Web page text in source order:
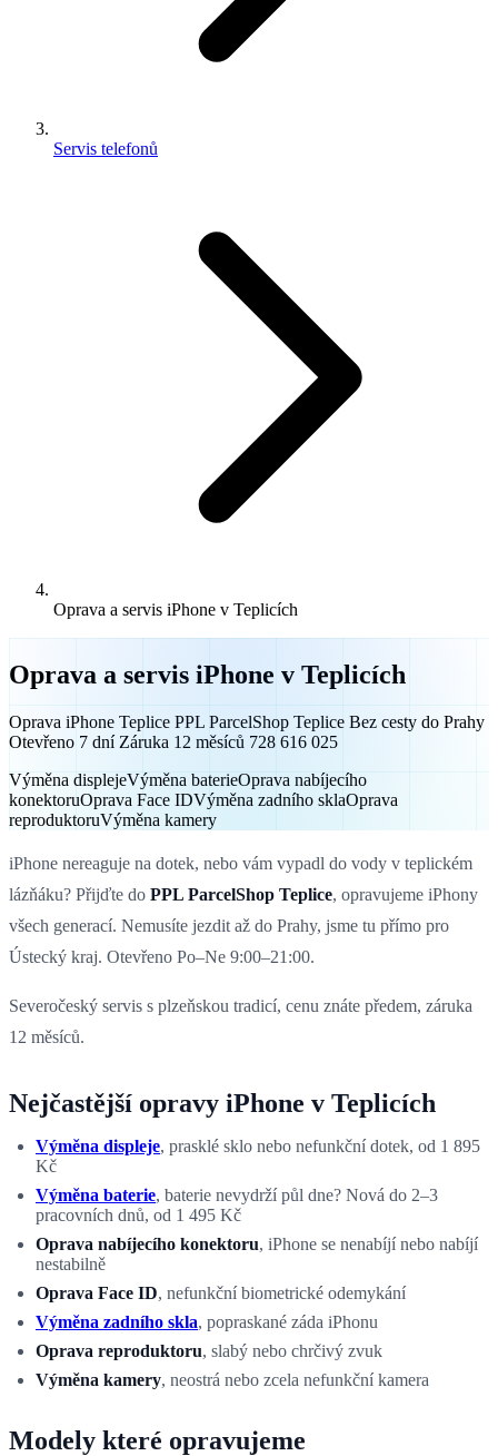
Servis telefonů
Oprava a servis iPhone v Teplicích
Oprava a servis iPhone v Teplicích
Oprava iPhone Teplice PPL ParcelShop Teplice Bez cesty do Prahy
Otevřeno 7 dní Záruka 12 měsíců 728 616 025
Výměna displejeVýměna baterieOprava nabíjecího
konektoruOprava Face IDVýměna zadního sklaOprava
reproduktoruVýměna kamery
iPhone nereaguje na dotek, nebo vám vypadl do vody v teplickém
lázňáku? Přijďte do PPL ParcelShop Teplice, opravujeme iPhony
všech generací. Nemusíte jezdit až do Prahy, jsme tu přímo pro
Ústecký kraj. Otevřeno Po–Ne 9:00–21:00.
Severočeský servis s plzeňskou tradicí, cenu znáte předem, záruka
12 měsíců.
Nejčastější opravy iPhone v Teplicích
Výměna displeje, prasklé sklo nebo nefunkční dotek, od 1 895
Kč
Výměna baterie, baterie nevydrží půl dne? Nová do 2–3
pracovních dnů, od 1 495 Kč
Oprava nabíjecího konektoru, iPhone se nenabíjí nebo nabíjí
nestabilně
Oprava Face ID, nefunkční biometrické odemykání
Výměna zadního skla, popraskané záda iPhonu
Oprava reproduktoru, slabý nebo chrčivý zvuk
Výměna kamery, neostrá nebo zcela nefunkční kamera
Modely které opravujeme